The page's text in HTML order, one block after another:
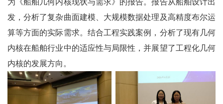
为《船舶几何内核现状与需求》的报告。报告从船舶设计出
发，分析了复杂曲面建模、大规模数据处理及高精度布尔运
算等方面的实际需求。结合工程实践案例，分析了现有几何
内核在船舶行业中的适应性与局限性，并展望了工程化几何
内核的发展方向。